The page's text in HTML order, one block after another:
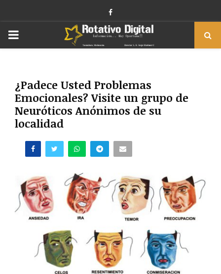
Facebook
PRIMARY
¿Padece Usted Problemas
Emocionales? Visite un grupo de
Neuróticos Anónimos de su
localidad